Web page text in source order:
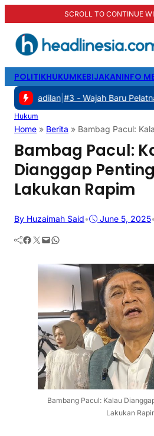
SCROLL TO CONTINUE
POLITIKHUKUMKEBIJAKANINFO
#3 - Wajah Baru Pelatnas FPTI
Hukum
Home » Berita » Bambag Pacul:
Bambag Pacul:
Dianggap
Lakukan Rapim
By Huzaimah Said• June 5, 2025•
Facebook Twitter Mail WhatsApp
Bambang Pacul: Kalau
Lakukan